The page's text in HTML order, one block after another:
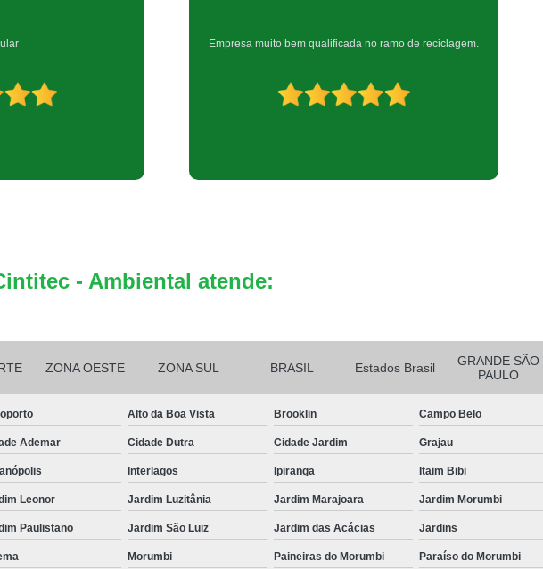
Reciclagem de Placa Mãe
Reciclagem Placas de Circuito
Reciclagem de
no ramo de reciclagem. Muito boa
- Ambiental atende:
ZONA OESTE ZONA SUL BRASIL Estados Brasil
GRANDE SÃO
PAULO
Alto da Boa Vista Brooklin Campo Belo
Ademar Cidade Dutra Cidade Jardim Grajau
Interlagos Ipiranga Itaim Bibi
Leonor Jardim Luzitânia Jardim Marajoara Jardim Morumbi
Paulistano Jardim São Luiz Jardim das Acácias Jardins
Morumbi Paineiras do Morumbi Paraíso do Morumbi